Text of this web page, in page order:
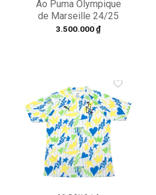
Áo Puma Olympique
de Marseille 24/25
Away Jersey ‘Ocean
3.500.000₫
Add to
wishlist